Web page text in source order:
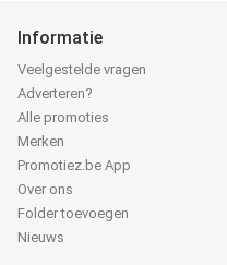
Informatie
Veelgestelde vragen
Adverteren?
Alle promoties
Merken
Promotiez.be App
Over ons
Folder toevoegen
Nieuws